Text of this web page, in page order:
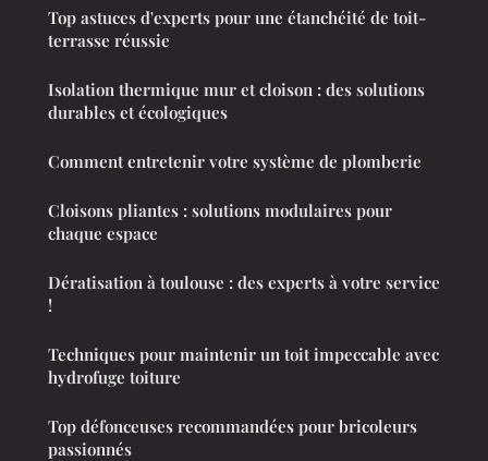
Top astuces d'experts pour une étanchéité de toit-
terrasse réussie
Isolation thermique mur et cloison : des solutions
durables et écologiques
Comment entretenir votre système de plomberie
Cloisons pliantes : solutions modulaires pour
chaque espace
Dératisation à toulouse : des experts à votre service
!
Techniques pour maintenir un toit impeccable avec
hydrofuge toiture
Top défonceuses recommandées pour bricoleurs
passionnés